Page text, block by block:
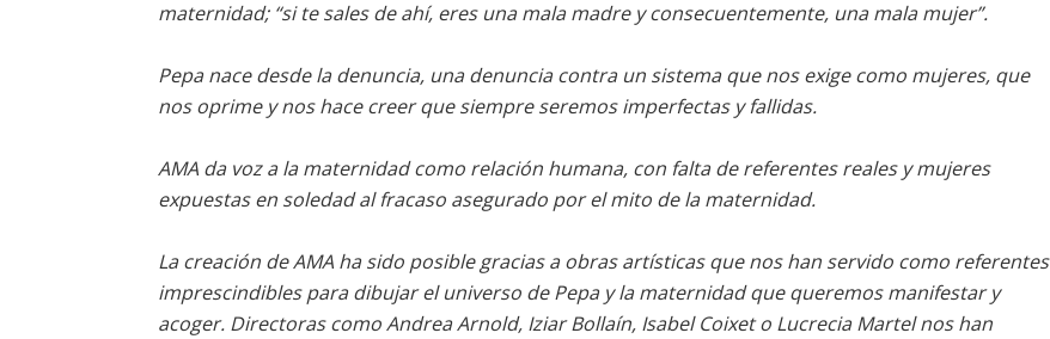
maternidad; “si te sales de ahí, eres una mala madre y consecuentemente, una mala mujer”.
Pepa nace desde la denuncia, una denuncia contra un sistema que nos exige como mujeres, que
nos oprime y nos hace creer que siempre seremos imperfectas y fallidas.
AMA da voz a la maternidad como relación humana, con falta de referentes reales y mujeres
expuestas en soledad al fracaso asegurado por el mito de la maternidad.
La creación de AMA ha sido posible gracias a obras artísticas que nos han servido como referentes
imprescindibles para dibujar el universo de Pepa y la maternidad que queremos manifestar y
acoger. Directoras como Andrea Arnold, Iziar Bollaín, Isabel Coixet o Lucrecia Martel nos han